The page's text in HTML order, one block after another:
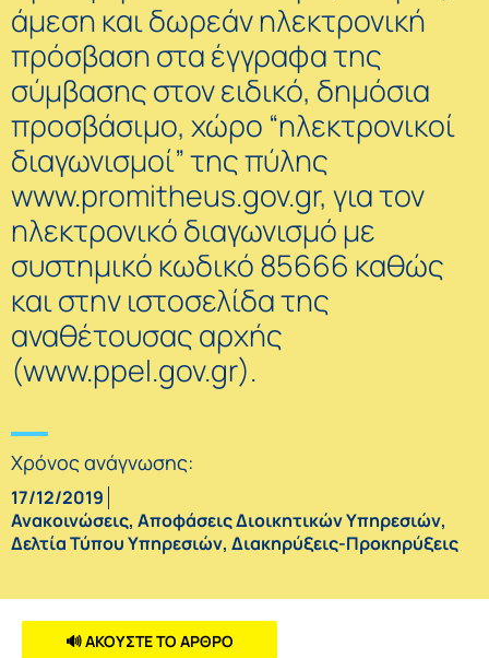
άμεση και δωρεάν ηλεκτρονική
πρόσβαση στα έγγραφα της
σύμβασης στον ειδικό, δημόσια
προσβάσιμο, χώρο “ηλεκτρονικοί
διαγωνισμοί” της πύλης
www.promitheus.gov.gr, για τον
ηλεκτρονικό διαγωνισμό με
συστημικό κωδικό 85666 καθώς
και στην ιστοσελίδα της
αναθέτουσας αρχής
(www.ppel.gov.gr).
Χρόνος ανάγνωσης:
17/12/2019
Ανακοινώσεις, Αποφάσεις Διοικητικών Υπηρεσιών,
Δελτία Τύπου Υπηρεσιών, Διακηρύξεις-Προκηρύξεις
🔊 ΑΚΟΥΣΤΕ ΤΟ ΑΡΘΡΟ